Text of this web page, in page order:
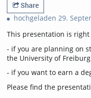
Share
hochgeladen 29.
This presentation is right
- if you are planning on
the University of Freiburg
- if you want to earn a
Please find the